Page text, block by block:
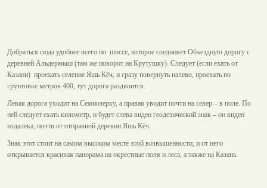
Добраться сюда удобнее всего по шоссе, которое соединяет Объездную дорогу с
деревней Альдермыш (там же поворот на Крутушку). Следует (если ехать от
Казани) проехать селение Яшь Кёч, и сразу повернуть налево, проехать по
грунтовке метров 400, тут дорога раздвоится.
Левая дорога уходит на Семиозерку, а правая уводит почти на север – в поле. По
ней следует ехать километр, и будет слева виден геодезический знак – он виден
издалека, почти от отправной деревни Яшь Кёч.
Знак этот стоит на самом высоком месте этой возвышенности, и от него
открывается красивая панорама на окрестные поля и леса, а также на Казань.